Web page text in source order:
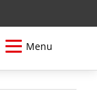
Menu